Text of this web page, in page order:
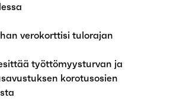
verokorttisi tulorajan
työttömyysturvan ja
korotusosien